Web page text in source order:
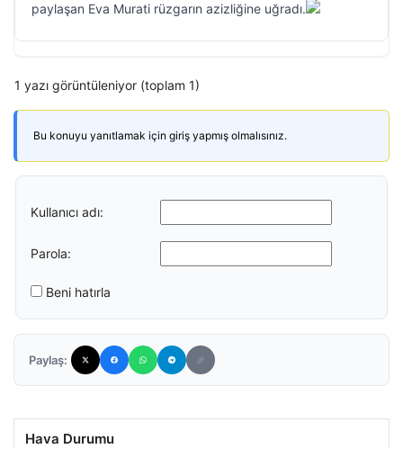
paylaşan Eva Murati rüzgarın azizliğine uğradı.
1 yazı görüntüleniyor (toplam 1)
Bu konuyu yanıtlamak için giriş yapmış olmalısınız.
Kullanıcı adı:
Parola:
Beni hatırla
Paylaş:
Hava Durumu